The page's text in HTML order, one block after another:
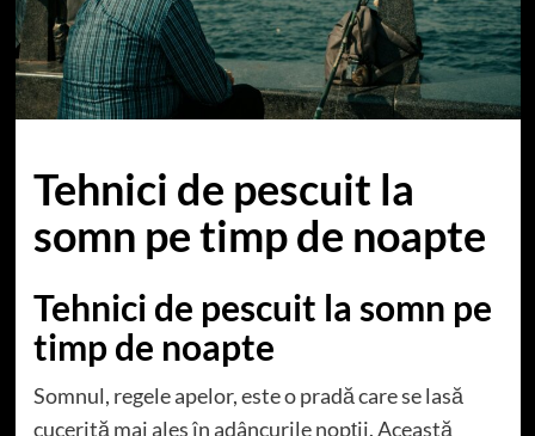
Tehnici de pescuit la
somn pe timp de noapte
Tehnici de pescuit la somn pe
timp de noapte
Somnul, regele apelor, este o pradă care se lasă
cucerită mai ales în adâncurile nopții. Această